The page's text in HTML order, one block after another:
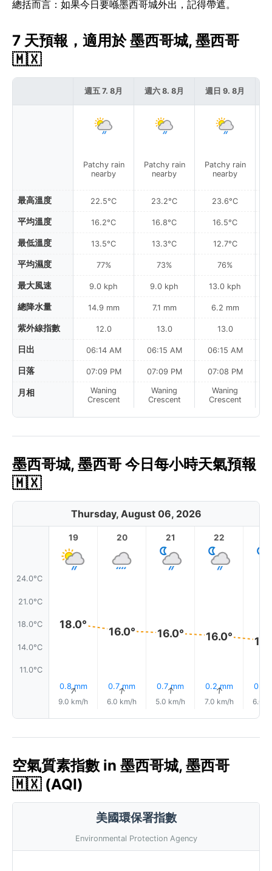
總括而言：如果今日要喺墨西哥城外出，記得帶遮。
7 天預報，適用於 墨西哥城, 墨西哥
🇲🇽
最高溫度
平均溫度
最低溫度
平均濕度
最大風速
總降水量
紫外線指數
日出
日落
月相
週五 7. 8月
Patchy rain
nearby
22.5°C
16.2°C
13.5°C
77%
9.0 kph
14.9 mm
12.0
06:14 AM
07:09 PM
Waning
Crescent
週六 8. 8月
Patchy rain
nearby
23.2°C
16.8°C
13.3°C
73%
9.0 kph
7.1 mm
13.0
06:15 AM
07:09 PM
Waning
Crescent
週日 9. 8月
Patchy rain
nearby
23.6°C
16.5°C
12.7°C
76%
13.0 kph
6.2 mm
13.0
06:15 AM
07:08 PM
Waning
Crescent
墨西哥城, 墨西哥 今日每小時天氣預報
🇲🇽
Thursday, August 06, 2026
24.0°C
21.0°C
18.0°C
14.0°C
11.0°C
19
18.0°
0.8 mm
↑
9.0 km/h
20
16.0°
0.7 mm
↑
6.0 km/h
21
16.0°
0.7 mm
↑
5.0 km/h
22
16.0°
0.2 mm
↑
7.0 km/h
0.0
6.0
空氣質素指數 in 墨西哥城, 墨西哥
🇲🇽 (AQI)
美國環保署指數
Environmental Protection Agency